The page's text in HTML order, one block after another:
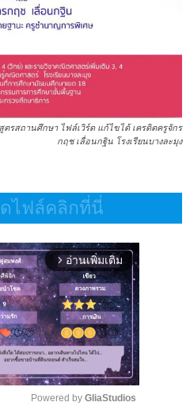
ตรสถานศึกษา ไฟล์เวิร์ด แก้ไขได้ เครดิตครูจักร
กฤช เลื่อนกฐิน โรงเรียนบางละมุง
ไฟล์คลิกที่นี่
arrow_forward_ios อ่านเพิ่มเติม
Powered by GliaStudios